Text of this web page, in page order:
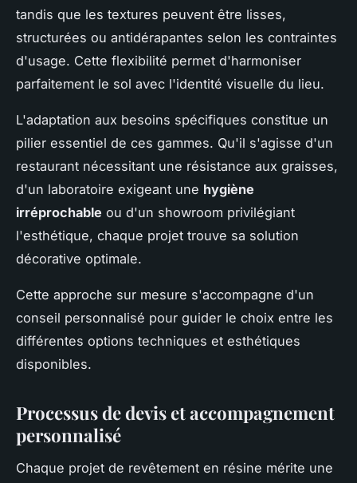
tandis que les textures peuvent être lisses,
structurées ou antidérapantes selon les contraintes
d'usage. Cette flexibilité permet d'harmoniser
parfaitement le sol avec l'identité visuelle du lieu.
L'adaptation aux besoins spécifiques constitue un
pilier essentiel de ces gammes. Qu'il s'agisse d'un
restaurant nécessitant une résistance aux graisses,
d'un laboratoire exigeant une hygiène
irréprochable ou d'un showroom privilégiant
l'esthétique, chaque projet trouve sa solution
décorative optimale.
Cette approche sur mesure s'accompagne d'un
conseil personnalisé pour guider le choix entre les
différentes options techniques et esthétiques
disponibles.
Processus de devis et accompagnement
personnalisé
Chaque projet de revêtement en résine mérite une